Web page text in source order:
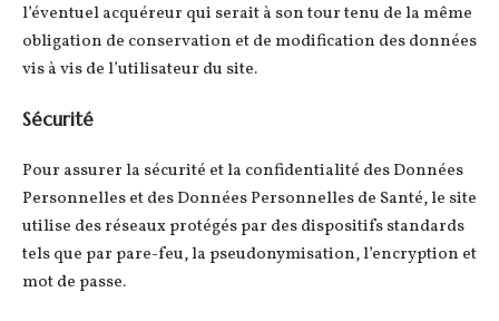
l’éventuel acquéreur qui serait à son tour tenu de la même
obligation de conservation et de modification des données
vis à vis de l’utilisateur du site.
Sécurité
Pour assurer la sécurité et la confidentialité des Données
Personnelles et des Données Personnelles de Santé, le site
utilise des réseaux protégés par des dispositifs standards
tels que par pare-feu, la pseudonymisation, l’encryption et
mot de passe.